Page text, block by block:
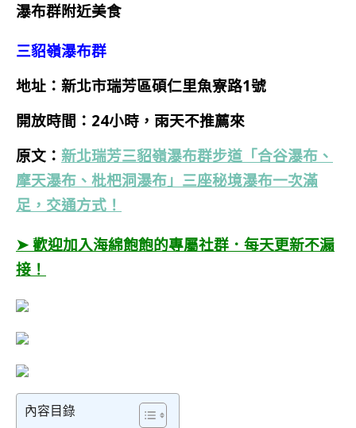
瀑布群附近美食
三貂嶺瀑布群
地址：新北市瑞芳區碩仁里魚寮路1號
開放時間：24小時，雨天不推薦來
原文： 新北瑞芳三貂嶺瀑布群步道「合谷瀑布、
摩天瀑布、枇杷洞瀑布」三座秘境瀑布一次滿
足，交通方式！
➤ 歡迎加入海綿飽飽的專屬社群．每天更新不漏
接！
內容目錄